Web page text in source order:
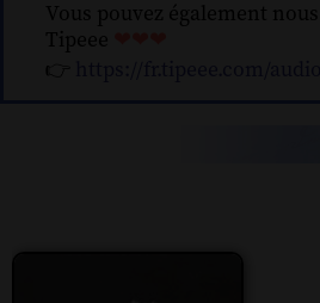
Vous pouvez également
Tipeee
👉